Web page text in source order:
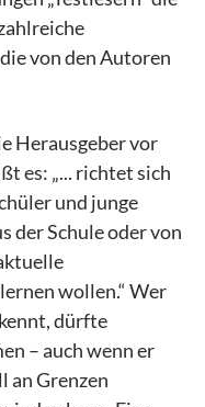
von den Autoren
Herausgeber vor
es: „... richtet sich
und junge
der Schule oder von
wollen.“ Wer
dürfte
– auch wenn er
an Grenzen